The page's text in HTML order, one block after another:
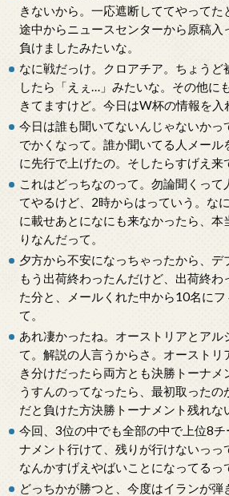
きないから。一応遮断しててやってた
途中からニュースセンターから原稿入
負けましたみたいな。
なに戦だっけ。クロアチア。ちょうど
したら「えぇ…」みたいな。その他に
きてますけど。今日はW杯の情報を入
今日は誰も聞いてないんじゃないかっ
でかくなって。誰か聞いてる人メール
に先行で上げたの。そしたらすげえ来
これはどっちなのって。勿論聞くっ
てやるけど、2時からはっていう。な
に載せあとになにも来なかったら、本
りなんだって。
夕方から不安になっちゃったから、デ
もう出荷終わったんだけど、出荷終わ
た分と、メールくれた中から10名に
て。
あれ凄かったね。オーストリアとアル
て。解説の人言うからさ。オーストリ
き分けだったら両方とも決勝トーナ
うすんのってなったら、最初取ったの
だと負けた方決勝トーナメント残れな
今回、3位の中でも全部の中で上位8
ナメント行けて、残りが行けないっっ
なんかすげえやばいことになってるっ
どっちかが勝つと、今度はイランが弾